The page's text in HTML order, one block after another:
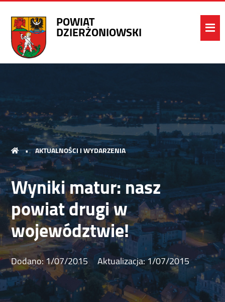
POWIAT
DZIERŻONIOWSKI
• AKTUALNOŚCI I WYDARZENIA
Wyniki matur: nasz
powiat drugi w
województwie!
Dodano:1/07/2015 Aktualizacja:1/07/2015